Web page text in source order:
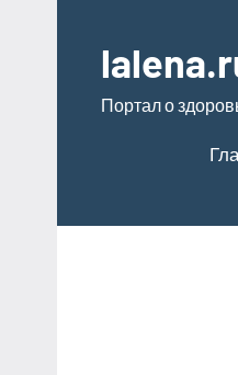
содержимому
Портал о